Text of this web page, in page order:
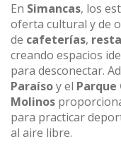
En Simancas, los
oferta cultural y de
de cafeterías,
creando espacios
para desconectar.
Paraísoy el
Molinos
para practicar
al aire libre.